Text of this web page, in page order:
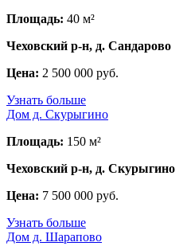
Площадь: 40 м²
Чеховский р-н, д. Сандарово
Цена: 2 500 000 руб.
Узнать больше
Дом д. Скурыгино
Площадь: 150 м²
Чеховский р-н, д. Скурыгино
Цена: 7 500 000 руб.
Узнать больше
Дом д. Шарапово